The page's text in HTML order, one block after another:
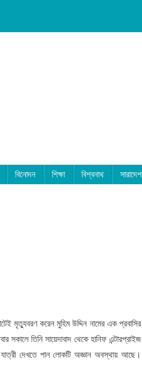
বিনোদন শিক্ষা বিশ্বনাথ সারাদেশ
মৃত্যুবরণ করেন মুহিম উদ্দিন নামের এক প্রবাসির
তিনি সায়েদাবাদ থেকে হানিফ এন্টারপ্রাইজ
দেখতে পান লোকটি অজ্ঞান অবস্থায় আছে।